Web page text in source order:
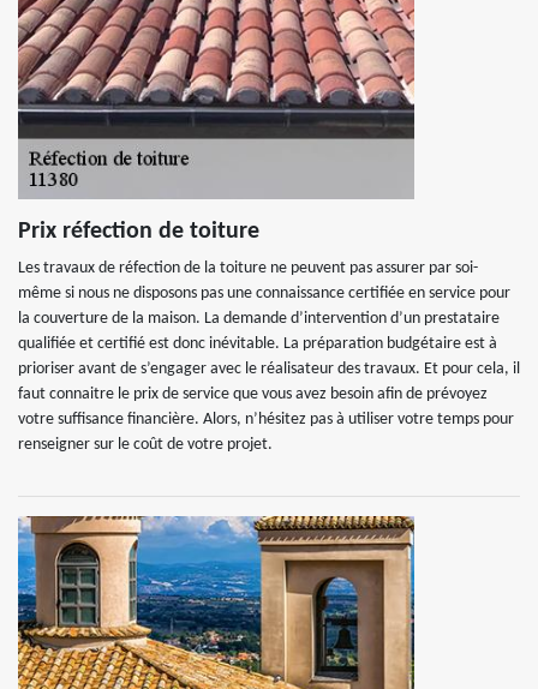
Prix réfection de toiture
Les travaux de réfection de la toiture ne peuvent pas assurer par soi-
même si nous ne disposons pas une connaissance certifiée en service pour
la couverture de la maison. La demande d’intervention d’un prestataire
qualifiée et certifié est donc inévitable. La préparation budgétaire est à
prioriser avant de s’engager avec le réalisateur des travaux. Et pour cela, il
faut connaitre le prix de service que vous avez besoin afin de prévoyez
votre suffisance financière. Alors, n’hésitez pas à utiliser votre temps pour
renseigner sur le coût de votre projet.